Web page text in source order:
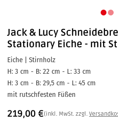
Jack & Lucy
Stationary Eiche - mit
Eiche | Stirnholz
H: 3 cm - B: 22 cm - L: 33 cm
H: 3 cm - B: 29,5 cm - L: 45 cm
mit rutschfesten Füßen
219,00 €(inkl. MwSt. zzgl.